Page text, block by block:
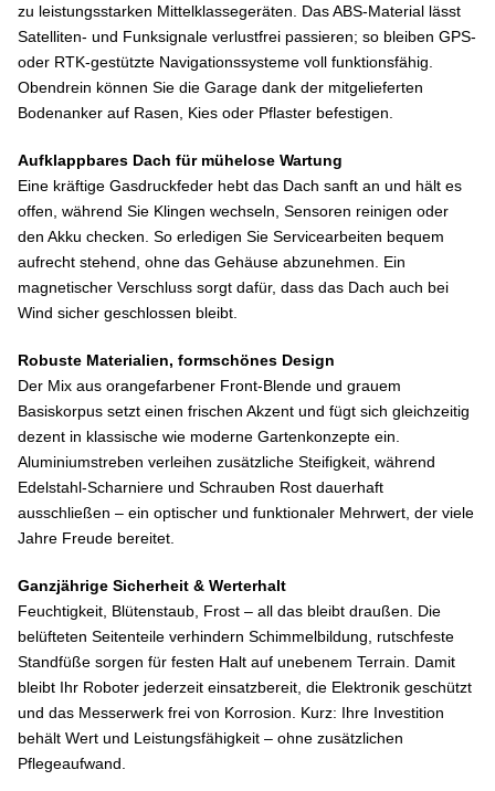
zu leistungsstarken Mittelklassegeräten. Das ABS-Material lässt
Satelliten- und Funksignale verlustfrei passieren; so bleiben GPS-
oder RTK-gestützte Navigationssysteme voll funktionsfähig.
Obendrein können Sie die Garage dank der mitgelieferten
Bodenanker auf Rasen, Kies oder Pflaster befestigen.
Aufklappbares Dach für mühelose Wartung
Eine kräftige Gasdruckfeder hebt das Dach sanft an und hält es
offen, während Sie Klingen wechseln, Sensoren reinigen oder
den Akku checken. So erledigen Sie Servicearbeiten bequem
aufrecht stehend, ohne das Gehäuse abzunehmen. Ein
magnetischer Verschluss sorgt dafür, dass das Dach auch bei
Wind sicher geschlossen bleibt.
Robuste Materialien, formschönes Design
Der Mix aus orangefarbener Front-Blende und grauem
Basiskorpus setzt einen frischen Akzent und fügt sich gleichzeitig
dezent in klassische wie moderne Gartenkonzepte ein.
Aluminiumstreben verleihen zusätzliche Steifigkeit, während
Edelstahl-Scharniere und Schrauben Rost dauerhaft
ausschließen – ein optischer und funktionaler Mehrwert, der viele
Jahre Freude bereitet.
Ganzjährige Sicherheit & Werterhalt
Feuchtigkeit, Blütenstaub, Frost – all das bleibt draußen. Die
belüfteten Seitenteile verhindern Schimmelbildung, rutschfeste
Standfüße sorgen für festen Halt auf unebenem Terrain. Damit
bleibt Ihr Roboter jederzeit einsatzbereit, die Elektronik geschützt
und das Messerwerk frei von Korrosion. Kurz: Ihre Investition
behält Wert und Leistungsfähigkeit – ohne zusätzlichen
Pflegeaufwand.